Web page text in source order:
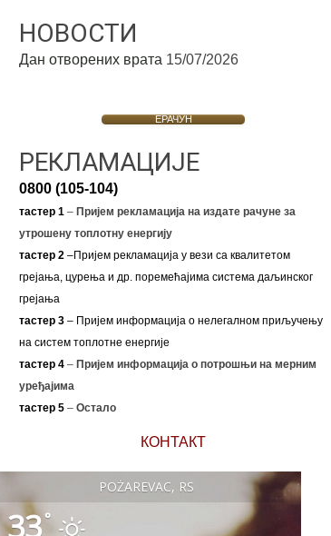
НОВОСТИ
Дан отворених врата 15/07/2026
ЕРАЧУН
РЕКЛАМАЦИЈЕ
0800 (105-104)
тастер 1–Пријем рекламација на издате рачуне за
утрошену топлотну енергију
тастер 2–Пријем рекламација у вези са квалитетом
грејања, цурења и др. поремећајима система даљинског
грејања
тастер 3– Пријем информација о нелегалном приључењу
на систем топлотне енергије
тастер 4 – Пријем информација о потрошњи на мерним
уређајима
тастер 5 – Остало
КОНТАКТ
POŽAREVAC, RS
33°